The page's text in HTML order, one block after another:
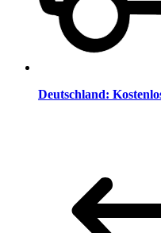
Deutschland: